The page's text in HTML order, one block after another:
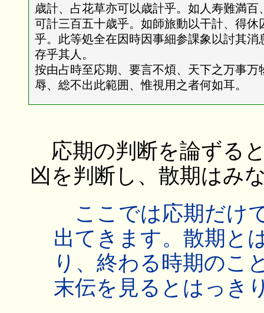
歳計、占花草亦可以歳計乎。如人寿難満百
可計三百五十歳乎。如師旅動以干計、得休
乎。此等処全在因時因事細参課象以討其消
存乎其人。
按由占時至応期、要言不煩、天下之万事万
辱、総不出此範囲、惟視用之者何如耳。
応期の判断を論ずる
凶を判断し、散期はみ
ここでは応期だけ
出てきます。散期と
り、終わる時期のこ
末伝を見るとはっき